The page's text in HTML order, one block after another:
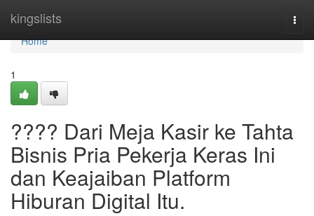
kingslists
Home
Home
1
???? Dari Meja Kasir ke Tahta
Bisnis Pria Pekerja Keras Ini
dan Keajaiban Platform
Hiburan Digital Itu.